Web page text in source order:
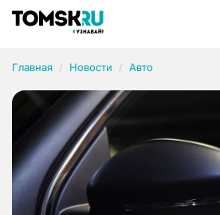
Главная Новости Авто